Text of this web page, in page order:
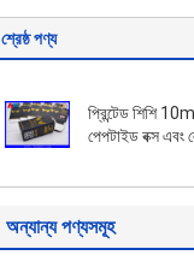
শ্রেষ্ঠ পণ্য
প্রিন্টেড শিশি
পেপটাইড বক্স এবং
অন্যান্য পণ্যসমূহ